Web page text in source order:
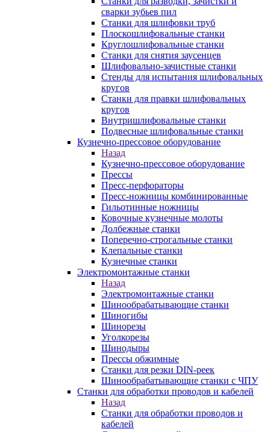
сварки зубьев пил
Станки для шлифовки труб
Плоскошлифовальные станки
Круглошлифовальные станки
Станки для снятия заусенцев
Шлифовально-зачистные станки
Стенды для испытания шлифовальных
кругов
Станки для правки шлифовальных
кругов
Внутришлифовальные станки
Подвесные шлифовальные станки
Кузнечно-прессовое оборудование
Назад
Кузнечно-прессовое оборудование
Прессы
Пресс-перфораторы
Пресс-ножницы комбинированные
Гильотинные ножницы
Ковочные кузнечные молоты
Долбежные станки
Поперечно-строгальные станки
Клепальные станки
Кузнечные станки
Электромонтажные станки
Назад
Электромонтажные станки
Шинообрабатывающие станки
Шиногибы
Шинорезы
Уголкорезы
Шинодыры
Прессы обжимные
Станки для резки DIN-реек
Шинообрабатывающие станки с ЧПУ
Станки для обработки проводов и кабелей
Назад
Станки для обработки проводов и
кабелей